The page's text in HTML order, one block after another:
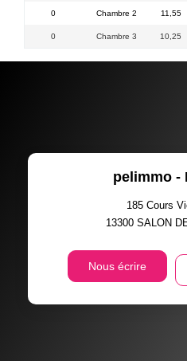
0 Chambre 2 11,55
0 Chambre 3 10,25
pelimmo -
185 Cours
13300 SALON
Nous écrire